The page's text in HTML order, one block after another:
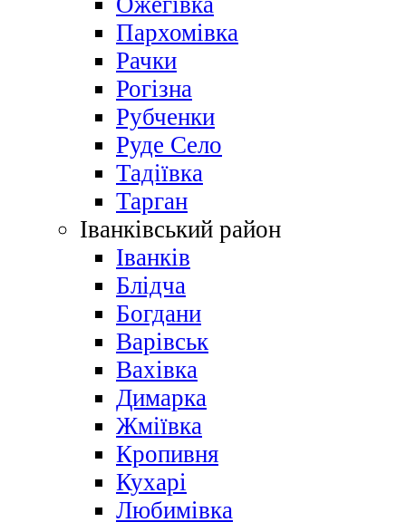
Пархомівка
Рачки
Рогізна
Рубченки
Руде Село
Тадіївка
Тарган
Іванківський район
Іванків
Блідча
Богдани
Варівськ
Вахівка
Димарка
Жміївка
Кропивня
Кухарі
Любимівка